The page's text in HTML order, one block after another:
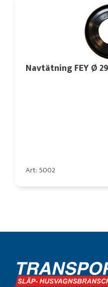
Navtätning FEY Ø
Art: 5002